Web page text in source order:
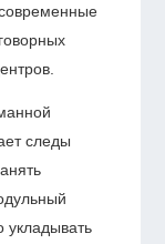
современные
следы